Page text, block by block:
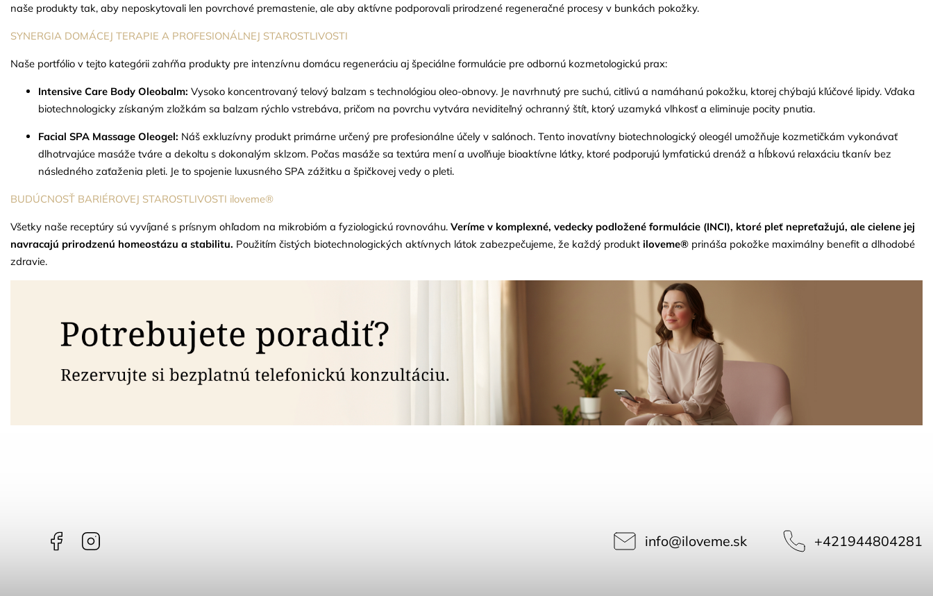
naše produkty tak, aby neposkytovali len povrchové premastenie, ale aby aktívne podporovali prirodzené regeneračné procesy v bunkách pokožky.
SYNERGIA DOMÁCEJ TERAPIE A PROFESIONÁLNEJ STAROSTLIVOSTI
Naše portfólio v tejto kategórii zahŕňa produkty pre intenzívnu domácu regeneráciu aj špeciálne formulácie pre odbornú kozmetologickú prax:
Intensive Care Body Oleobalm: Vysoko koncentrovaný telový balzam s technológiou oleo-obnovy. Je navrhnutý pre suchú, citlivú a namáhanú pokožku, ktorej chýbajú kľúčové lipidy. Vďaka
biotechnologicky získaným zložkám sa balzam rýchlo vstrebáva, pričom na povrchu vytvára neviditeľný ochranný štít, ktorý uzamyká vlhkosť a eliminuje pocity pnutia.
Facial SPA Massage Oleogel: Náš exkluzívny produkt primárne určený pre profesionálne účely v salónoch. Tento inovatívny biotechnologický oleogél umožňuje kozmetičkám vykonávať
dlhotrvajúce masáže tváre a dekoltu s dokonalým sklzom. Počas masáže sa textúra mení a uvoľňuje bioaktívne látky, ktoré podporujú lymfatickú drenáž a hĺbkovú relaxáciu tkanív bez
následného zaťaženia pleti. Je to spojenie luxusného SPA zážitku a špičkovej vedy o pleti.
BUDÚCNOSŤ BARIÉROVEJ STAROSTLIVOSTI iloveme®
Všetky naše receptúry sú vyvíjané s prísnym ohľadom na mikrobióm a fyziologickú rovnováhu. Veríme v komplexné, vedecky podložené formulácie (INCI), ktoré pleť nepreťažujú, ale cielene jej
navracajú prirodzenú homeostázu a stabilitu. Použitím čistých biotechnologických aktívnych látok zabezpečujeme, že každý produkt iloveme® prináša pokožke maximálny benefit a dlhodobé
zdravie.
Facebook info@iloveme.sk +421944804281